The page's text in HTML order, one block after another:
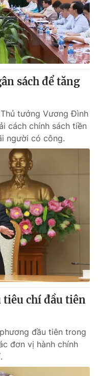
sách để tăng
tướng Vương Đình
cách chính sách tiền
người có công.
tiêu chí đầu tiên
đầu tiên trong
đơn vị hành chính